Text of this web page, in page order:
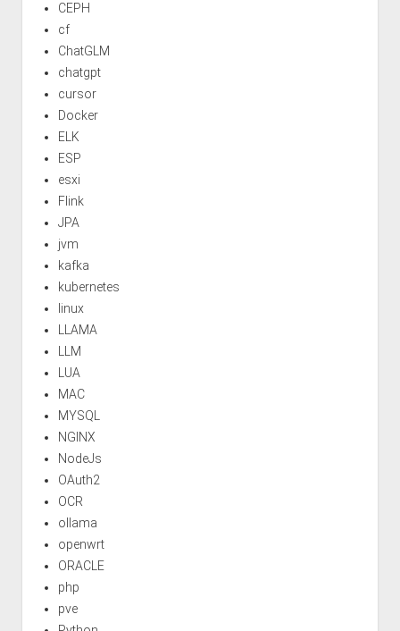
CEPH
cf
ChatGLM
chatgpt
cursor
Docker
ELK
ESP
esxi
Flink
JPA
jvm
kafka
kubernetes
linux
LLAMA
LLM
LUA
MAC
MYSQL
NGINX
NodeJs
OAuth2
OCR
ollama
openwrt
ORACLE
php
pve